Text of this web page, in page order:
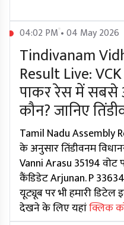
04:02 PM • 04 May 2026
Tindivanam
Result Live:
पाकर रेस में सबसे
कौन? जानिए
Tamil Nadu Assembly
के अनुसार तिंडीवनम
Vanni Arasu 35194
कैंडिडेट Arjunan. P
यूट्यूब पर भी हमारी
देखने के लिए यहांक्लिक